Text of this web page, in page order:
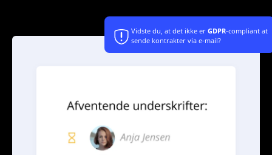
Vidste du, at det ikke er GDPR-compliant at
sende kontrakter via e-mail?